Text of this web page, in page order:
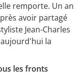
remporte. Un an
avoir partagé
Jean-Charles
la
les fronts